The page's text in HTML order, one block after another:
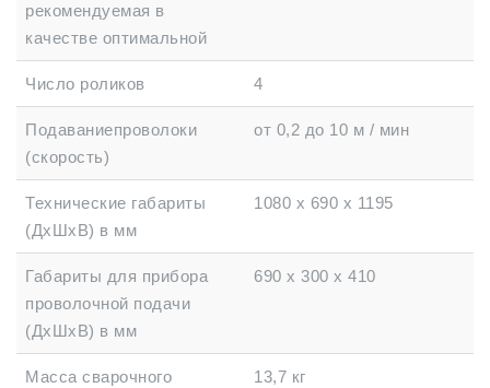
рекомендуемая в
качестве оптимальной
Число роликов 4
Подаваниепроволоки
(скорость)
от 0,2 до 10 м / мин
Технические габариты
(ДхШхВ) в мм
1080 х 690 х 1195
Габариты для прибора
проволочной подачи
(ДхШхВ) в мм
690 х 300 х 410
Масса сварочного
13,7 кг